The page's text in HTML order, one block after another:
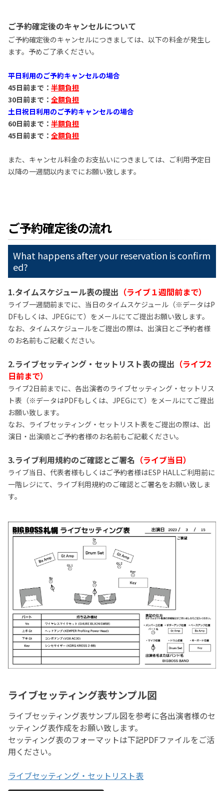
ご予約確定後のキャンセルについて
ご予約確定後のキャンセルにつきましては、以下の料金が発生し
ます。予めご了承ください。
平日利用のご予約キャンセルの場合
45日前まで： 半額負担
30日前まで： 全額負担
土日祝日利用のご予約キャンセルの場合
60日前まで： 半額負担
45日前まで： 全額負担
また、キャンセル料金のお支払いにつきましては、ご利用予定日
以降の一週間以内までにお願い致します。
ご予約確定後の流れ
What happens after your reservation is confirm
ed?
1.タイムスケジュール表の提出 （ライブ１週間前まで）
ライブ一週間前までに、当日のタイムスケジュール（※データはP
DFもしくは、JPEGにて）をメールにてご提出お願い致します。
なお、タイムスケジュールをご提出の際は、出演日とご予約者様
のお名前もご記載ください。
2.ライブセッティング・セットリスト表の提出 （ライブ2
日前まで）
ライブ2日前までに、各出演者のライブセッティング・セットリス
ト表（※データはPDFもしくは、JPEGにて）をメールにてご提出
お願い致します。
なお、ライブセッティング・セットリスト表をご提出の際は、出
演日・出演順とご予約者様のお名前もご記載ください。
3.ライブ利用規約のご確認とご署名 （ライブ当日）
ライブ当日、代表者様もしくはご予約者様はESP HALLご利用前に
一階レジにて、ライブ利用規約のご確認とご署名をお願い致しま
す。
ライブセッティング表サンプル図
ライブセッティング表サンプル図を参考に各出演者様のセ
ッティング表作成をお願い致します。
セッティング表のフォーマットは下記PDFファイルをご活
用ください。
ライブセッティング・セットリスト表